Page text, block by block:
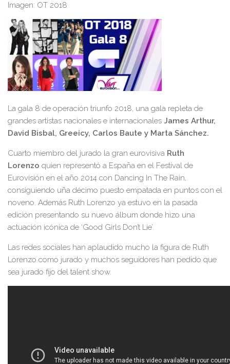
Imagen: OT 2018
La gala 8 de operación triunfo 2018, una gala repleta de
grandes artistas nacionales e internacionales James Arthur,
David Bisbal, Greeicy, Carlos Baute y Marta Sánchez.
Cuarto miembro del jurado la gran eurovisiva Ruth
Lorenzo quien representó a España en el Festival de
Eurovisión en el año 2014 con Dancing In The Rain,
consiguiendo uña décimo puesto empatada en puntos con el
noveno. Además Ruth Lorenzo ya estuvo en la pasada
edición presentando su nuevo álbum donde hizo una
actuación icónica de ‘Good Girls Don’t Lie’.
Las redes sociales han aplaudido mucho la figura de Ruth
Lorenzo como jurado y muchos seguidores han pedido que
sea jurado fijo del talent show.